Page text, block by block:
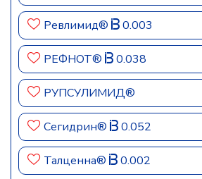
Ревлимид® 0.003
РЕФНОТ® 0.038
РУПСУЛИМИД®
Сегидрин® 0.052
Талценна® 0.002